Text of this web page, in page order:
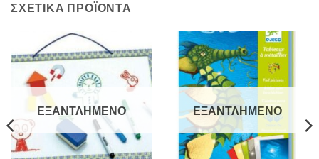
ΣΧΕΤΙΚΆ ΠΡΟΪΌΝΤΑ
ΕΞΑΝΤΛΗΜΈΝΟ ΕΞΑΝΤΛΗΜΈΝΟ